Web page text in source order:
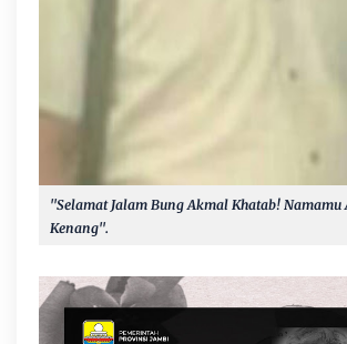
"Selamat Jalam Bung Akmal Khatab! Namamu
Kenang".